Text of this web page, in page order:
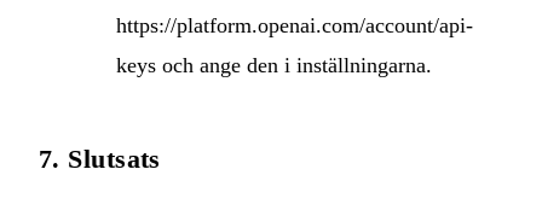
https://platform.openai.com/account/api-
keys och ange den i inställningarna.
7. Slutsats